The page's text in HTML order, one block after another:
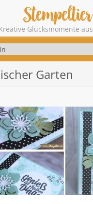
Stempeltier
Glücksmomente
Garten